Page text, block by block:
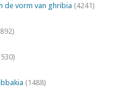
de vorm van ghribia (4241)
(1488)